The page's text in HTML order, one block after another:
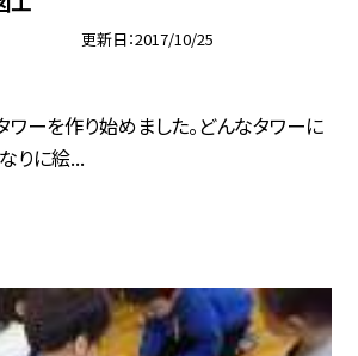
更新日 2017/10/25
ーを作り始めました。どんなタワーに
りに絵...